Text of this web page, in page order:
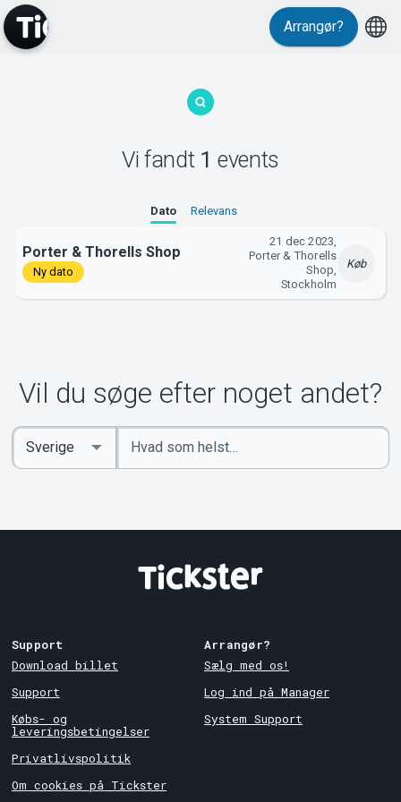
MyTickster
Om Tickster
Arrangør?
Vi fandt 1 events
Dato Relevans
Porter & Thorells Shop
Ny dato
21 dec 2023,
Porter & Thorells
Shop,
Stockholm
Køb
Vil du søge efter noget andet?
Indtast
søgeord
Select
Country
Support
Download billet
Support
Købs- og
leveringsbetingelser
Privatlivspolitik
Om cookies på Tickster
Arrangør?
Sælg med os!
Log ind på Manager
System Support